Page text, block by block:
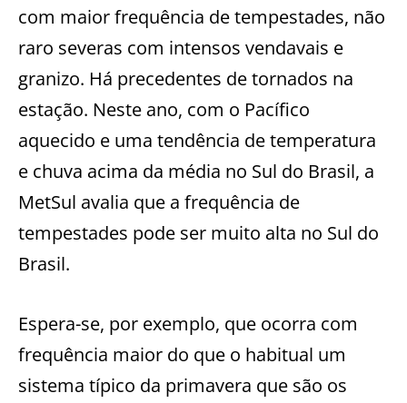
com maior frequência de tempestades, não
raro severas com intensos vendavais e
granizo. Há precedentes de tornados na
estação. Neste ano, com o Pacífico
aquecido e uma tendência de temperatura
e chuva acima da média no Sul do Brasil, a
MetSul avalia que a frequência de
tempestades pode ser muito alta no Sul do
Brasil.
Espera-se, por exemplo, que ocorra com
frequência maior do que o habitual um
sistema típico da primavera que são os